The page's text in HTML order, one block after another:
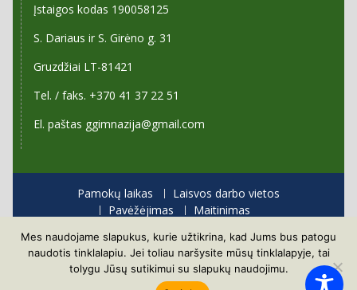
Įstaigos kodas 190058125
S. Dariaus ir S. Girėno g. 31
Gruzdžiai LT-81421
Tel. / faks. +370 41 37 22 51
El. paštas ggimnazija@gmail.com
Pamokų laikas
Laisvos darbo vietos
Pavėžėjimas
Maitinimas
Visos teisės saugomos
Proudly powered by WordPress |Education Hub by
WEN Themes
Mes naudojame slapukus, kurie užtikrina, kad Jums bus patogu
naudotis tinklalapiu. Jei toliau naršysite mūsų tinklalapyje, tai
tolygu Jūsų sutikimui su slapukų naudojimu.